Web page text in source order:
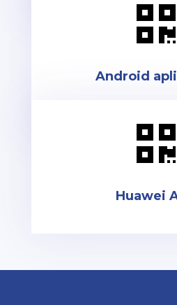

Android

Huawei